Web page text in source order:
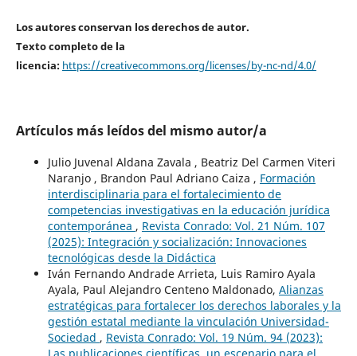
Los autores conservan los derechos de autor.
Texto completo de la
licencia: https://creativecommons.org/licenses/by-nc-nd/4.0/
Artículos más leídos del mismo autor/a
Julio Juvenal Aldana Zavala , Beatriz Del Carmen Viteri
Naranjo , Brandon Paul Adriano Caiza , Formación
interdisciplinaria para el fortalecimiento de
competencias investigativas en la educación jurídica
contemporánea , Revista Conrado: Vol. 21 Núm. 107
(2025): Integración y socialización: Innovaciones
tecnológicas desde la Didáctica
Iván Fernando Andrade Arrieta, Luis Ramiro Ayala
Ayala, Paul Alejandro Centeno Maldonado, Alianzas
estratégicas para fortalecer los derechos laborales y la
gestión estatal mediante la vinculación Universidad-
Sociedad , Revista Conrado: Vol. 19 Núm. 94 (2023):
Las publicaciones científicas, un escenario para el